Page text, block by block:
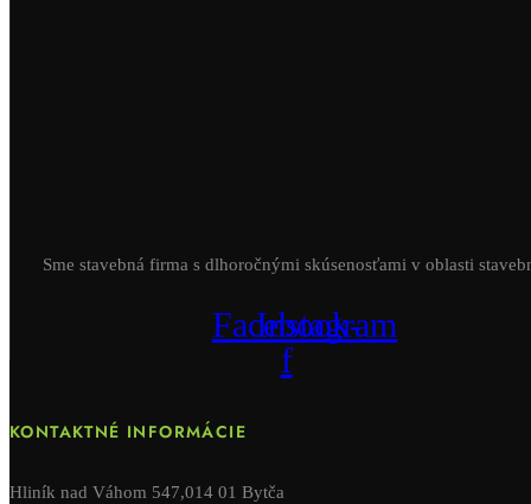
Sme stavebná firma s dlhoročnými skúsenosťami v oblasti
Facebook-
f
Instagram
KONTAKTNÉ INFORMÁCIE
Hliník nad Váhom 547,014 01 Bytča